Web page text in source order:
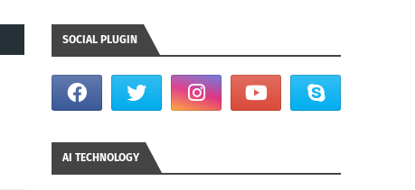
SOCIAL PLUGIN
AI TECHNOLOGY